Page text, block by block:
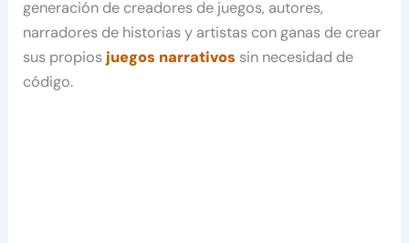
generación de creadores de juegos, autores,
narradores de historias y artistas con ganas de crear
sus propios juegos narrativos sin necesidad de
código.